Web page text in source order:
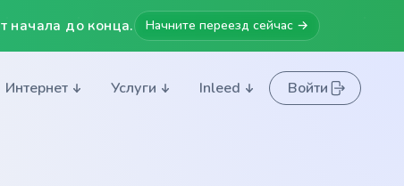
начала до конца. Начните переезд сейчас →
Интернет Услуги Inleed Войти